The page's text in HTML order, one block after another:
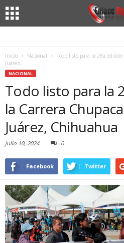
Inicio Nacional
Todo listo para la 28a
Juárez,...
NACIONAL
Todo listo para la
la Carrera
Juárez, Chihuahua
julio 10, 2024 0
Facebook Twitter